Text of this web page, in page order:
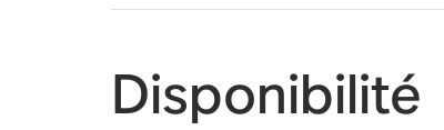
Disponibilité